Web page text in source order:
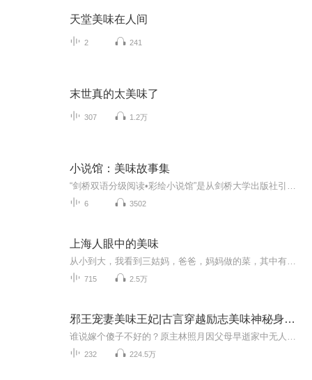
天堂美味在人间
2 241
末世真的太美味了
307 1.2万
小说馆：美味故事集
6 3502
上海人眼中的美味
715 2.5万
邪王宠妻美味王妃|古言穿越励志美味神秘身份|免费畅听
232 224.5万